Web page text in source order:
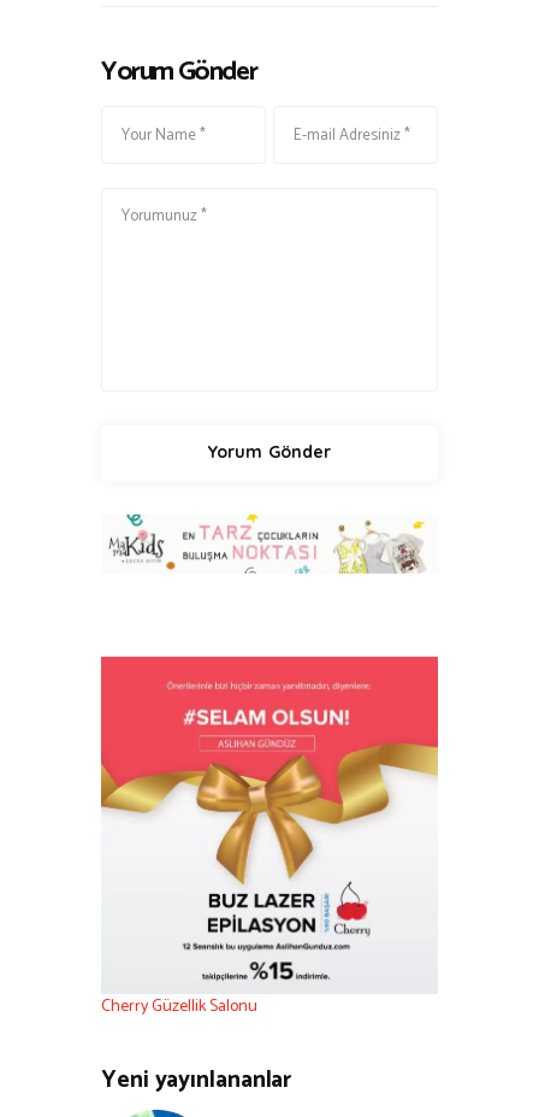
Yorum Gönder
Cherry Güzellik Salonu
Yeni yayınlananlar